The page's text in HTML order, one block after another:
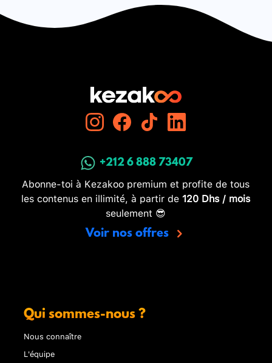
+212 6 888 73407
Abonne-toi à Kezakoo premium et profite de tous
les contenus en illimité, à partir de 120 Dhs / mois
seulement 😎
Voir nos offres
Qui sommes-nous ?
Nous connaître
L'équipe